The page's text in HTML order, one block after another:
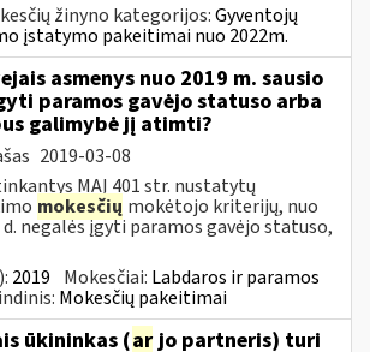
žinyno kategorijos:Gyventojų
įstatymo pakeitimai nuo 2022m.
asmenys nuo 2019 m. sausio
paramos gavėjo statuso arba
galimybė jį atimti?
2019-03-08
MAĮ 401 str. nustatytų
mokesčių mokėtojo kriterijų, nuo
d. negalės įgyti paramos gavėjo statuso,
2019 Mokesčiai: Labdaros ir paramos
Mokesčių pakeitimai
ūkininkas (arjo partneris) turi